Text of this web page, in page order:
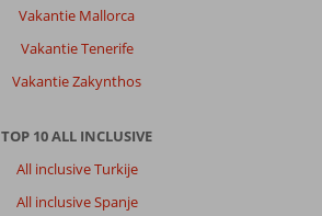
Vakantie Mallorca
Vakantie Tenerife
Vakantie Zakynthos
TOP 10 ALL INCLUSIVE
All inclusive Turkije
All inclusive Spanje